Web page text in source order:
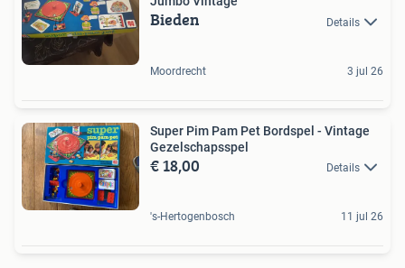
Bieden Details
Moordrecht 3 jul 26
Super Pim Pam Pet Bordspel - Vintage
Gezelschapsspel
€ 18,00 Details
's-Hertogenbosch 11 jul 26